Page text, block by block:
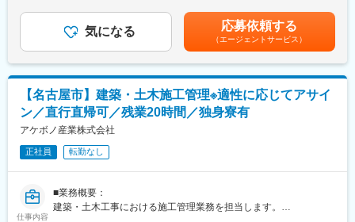
・配属となる武豊工場自体が土日に稼働していないこともあり、
完全土日休みです。祝日については事業所カレンダ―によります
が、年休121日です。
・基幹職は転勤無しになります。
◆キャリアパス：
ご本人の希望等により将来的に他部署異動もチャレンジできま
す。
※総合職への転換も可能です。
領域を持つ機能性化学メーカーです。1937年、石鹸などを製造す
る天然油脂を用いた化学メーカーとしてスタートし、有機合成化
年の関係性を築いている間柄のため、安心して職務に取組むこと
ができます。
成されております。少数精鋭で協力し合って業務に取組んでいま
す。
■当社の魅力：
い、主に中部地区の一部上場会社の断熱、建築土木、管工事を行
っています。
長を続けています。入社後は断熱工事が主務となりますが、当社
では建築、土木、管工事など幅広い事業を手掛けているため、ご
＞■昇給：年1回（4月）■賞与：年2回（6月、12月）■年収モデル
（別途、決算賞与の支給あり※直近3年間支給実績あり）：・475
万円（30歳主任）・540万円（35歳係長）・600万円（40歳係
長）・1,000万円以上（50歳部長）賃金はあくまでも目安の金額
であり、選考を通じて上下する可能性があります。月給(月額)は固
定手当を含めた表記です。
気になる 応募依頼する
（エージェントサービス）
【名古屋市】建築・土木施工管理※適性に応じてアサイ
ン／直行直帰可／残業20時間／独身寮有
アケボノ産業株式会社
正社員 転勤なし
仕事内容
■業務概要：
建築・土木工事における施工管理業務を担当します。